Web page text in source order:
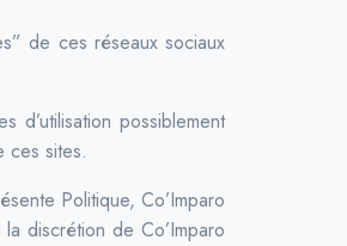
de ces réseaux sociaux
possiblement
ces sites.
Politique, Co’Imparo
discrétion de Co’Imparo